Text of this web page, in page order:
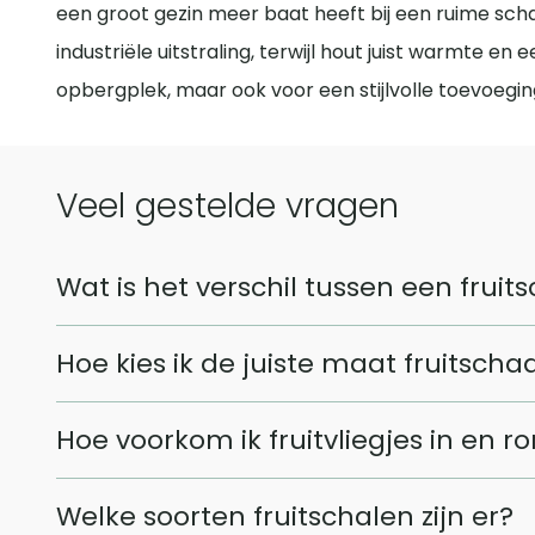
een groot gezin meer baat heeft bij een ruime
industriële uitstraling, terwijl hout juist warmte en
opbergplek, maar ook voor een stijlvolle
Veel gestelde vragen
Wat is het verschil tussen een
het fruit goed zichtbaar is. Dit maakt het ideaal
deze praktischer is om mee te nemen of cadeau
Hoe kies ik de juiste maat
voor jezelf, is een compacte schaal van 20 tot 25
Hoe voorkom ik fruitvliegjes in en
Welke soorten fruitschalen zijn er?